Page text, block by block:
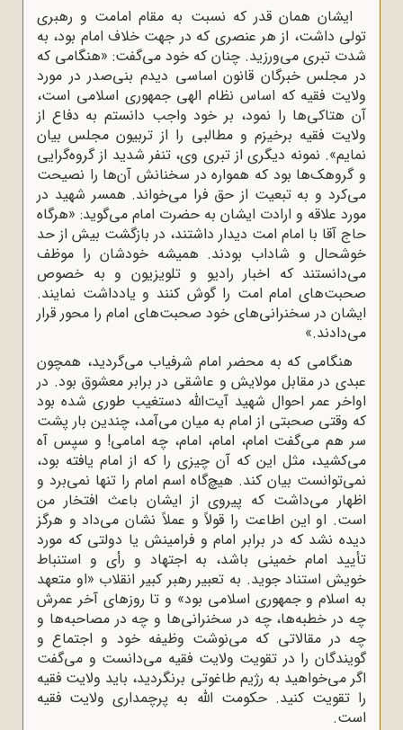
ایشان همان قدر که نسبت به مقام امامت و رهبری
تولی داشت، از هر عنصری که در جهت خلاف امام بود، به
شدت تبری می‌ورزید. چنان که خود می‌گفت: «هنگامی که
در مجلس خبرگان قانون اساسی دیدم بنی‌صدر در مورد
ولایت فقیه که اساس نظام الهی جمهوری اسلامی است،
آن هتاکی‌ها را نمود، بر خود واجب دانستم به دفاع از
ولایت فقیه برخیزم و مطالبی را از تربیون مجلس بیان
نمایم». نمونه دیگری از تبری وی، تنفر شدید از گروه‌گرایی
و گروهک‌ها بود که همواره در سخنانش آن‌ها را نصیحت
می‌کرد و به تبعیت از حق فرا می‌خواند. همسر شهید در
مورد علاقه و ارادت ایشان به حضرت امام می‌گوید: «هرگاه
حاج آقا با امام امت دیدار داشتند، در بازگشت بیش از حد
خوشحال و شاداب بودند. همیشه خودشان را موظف
می‌دانستند که اخبار رادیو و تلویزیون و به خصوص
صحبت‌های امام امت را گوش کنند و یادداشت نمایند.
ایشان در سخنرانی‌های خود صحبت‌های امام را محور قرار
می‌دادند.»
هنگامی که به محضر امام شرفیاب می‌گردید، همچون
عبدی در مقابل مولایش و عاشقی در برابر معشوق بود. در
اواخر عمر احوال شهید آیت‌الله دستغیب طوری شده بود
که وقتی صحبتی از امام به میان می‌آمد، چندین بار پشت
سر هم می‌گفت امام، امام، امام، چه امامی! و سپس آه
می‌کشید، مثل این که آن چیزی را که از امام یافته بود،
نمی‌توانست بیان کند. هیچ‌گاه اسم امام را تنها نمی‌برد و
اظهار می‌داشت که پیروی از ایشان باعث افتخار من
است. او این اطاعت را قولاً و عملاً نشان می‌داد و هرگز
دیده نشد که در برابر امام و فرامینش یا دولتی که مورد
تأیید امام خمینی باشد، به اجتهاد و رأی و استنباط
خویش استناد جوید. به تعبیر رهبر کبیر انقلاب «او متعهد
به اسلام و جمهوری اسلامی بود» و تا روزهای آخر عمرش
چه در خطبه‌ها، چه در سخنرانی‌ها و چه در مصاحبه‌ها و
چه در مقالاتی که می‌نوشت وظیفه خود و اجتماع و
گویندگان را در تقویت ولایت فقیه می‌دانست و می‌گفت
اگر می‌خواهید به رژیم طاغوتی برنگردید، باید ولایت فقیه
را تقویت کنید. حکومت الله به پرچمداری ولایت فقیه
است.